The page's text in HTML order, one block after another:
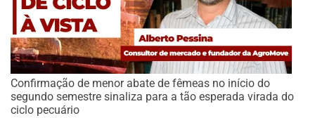
Confirmação de menor abate de fêmeas no início do
segundo semestre sinaliza para a tão esperada virada do
ciclo pecuário